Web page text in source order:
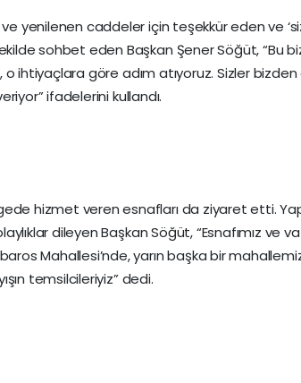
yenilenen caddeler için teşekkür eden ve
sohbet eden Başkan Şener Söğüt, “Bu
ihtiyaçlara göre adım atıyoruz. Sizler
ifadelerini kullandı.
hizmet veren esnafları da ziyaret etti.
dileyen Başkan Söğüt, “Esnafımız ve
Mahallesi’nde, yarın başka bir
temsilcileriyiz” dedi.